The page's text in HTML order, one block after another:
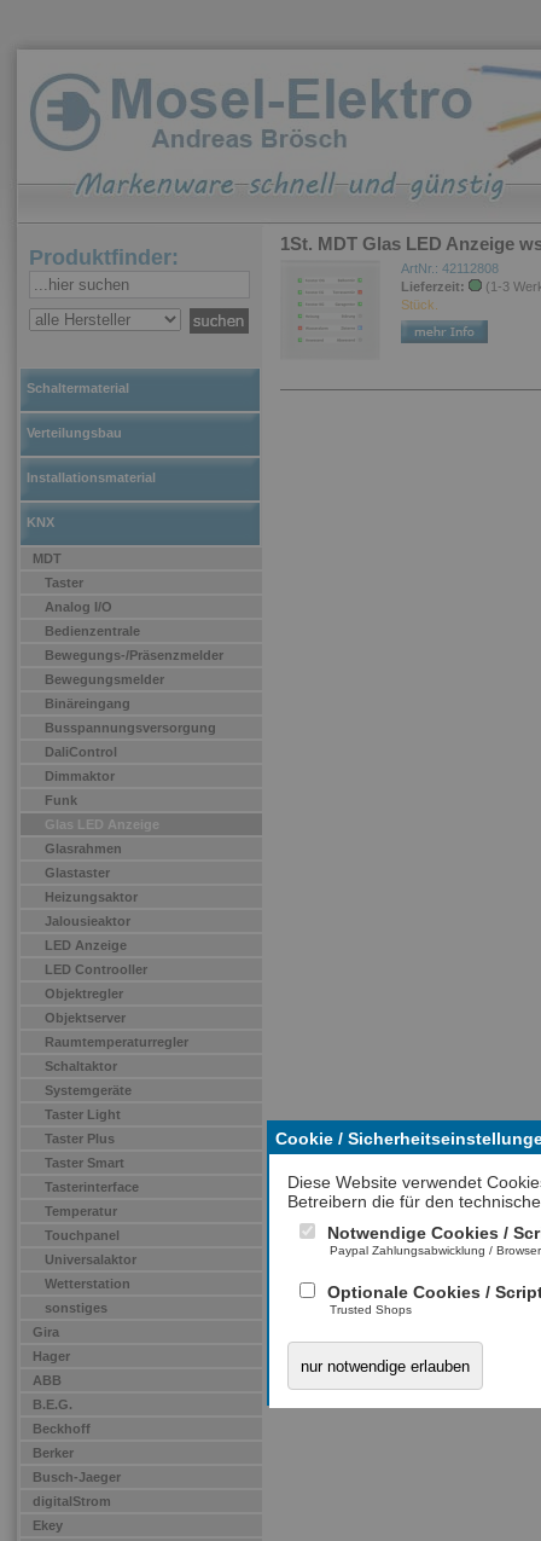
Cookie /
Diese Website verwendet
Betreibern die für den
Notwendige Cookies /
Paypal Zahlungsabwicklung /
Optionale Cookies /
Trusted Shops
nur notwendige erlauben
Produktfinder:
Schaltermaterial
Verteilungsbau
Installationsmaterial
KNX
MDT
Taster
Analog I/O
Bedienzentrale
Bewegungs-/Präsenzmelder
Bewegungsmelder
Binäreingang
Busspannungsversorgung
DaliControl
Dimmaktor
Funk
Glas LED Anzeige
Glasrahmen
Glastaster
Heizungsaktor
Jalousieaktor
LED Anzeige
LED Controoller
Objektregler
Objektserver
Raumtemperaturregler
Schaltaktor
Systemgeräte
Taster Light
Taster Plus
Taster Smart
Tasterinterface
Temperatur
Touchpanel
Universalaktor
Wetterstation
sonstiges
Gira
Hager
ABB
B.E.G.
Beckhoff
Berker
Busch-Jaeger
digitalStrom
Ekey
1St. MDT Glas LED Anzeige
ArtNr.: 42112808
Lieferzeit:
(1-3
Stück.